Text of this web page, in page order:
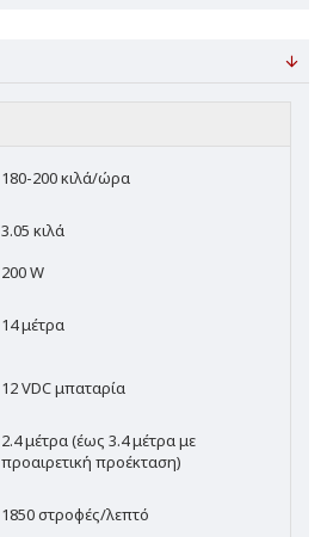
180-200 κιλά/ώρα
3.05 κιλά
200 W
14 μέτρα
12 VDC μπαταρία
2.4 μέτρα (έως 3.4 μέτρα με
προαιρετική προέκταση)
1850 στροφές/λεπτό